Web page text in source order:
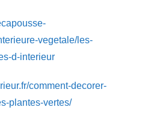
vegetale/les-
d-interieur
comment-decorer-
plantes-vertes/